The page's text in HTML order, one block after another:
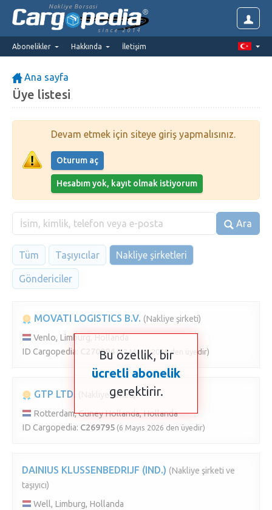
Nakliye Borsasi
since 2014
Abonelikler Hakkında İletişim
Ana sayfa
Üye listesi
Devam etmek için siteye giriş yapmalısınız.
Oturum aç
Hesabım yok, kayıt olmak istiyorum
Ara
Tüm Taşıyıcılar Nakliye şirketleri
Göndericiler
MOVATI LOGISTICS B.V. (Nakliye şirketi)
Venlo, Limburg, Hollanda
ID Cargopedia:
C270094 (12 Mayıs 2026 den üyedir)
GTP LTD.
(Nakliye şirketi)
Rotterdam, Güney Hollanda, Hollanda
ID Cargopedia: C269795 (6 Mayıs 2026 den üyedir)
DAINIUS KLUSSENBEDRIJF (IND.) (Nakliye şirketi ve
taşıyıcı)
Well, Limburg, Hollanda
Bu özellik, bir
ücretli abonelik
gerektirir.